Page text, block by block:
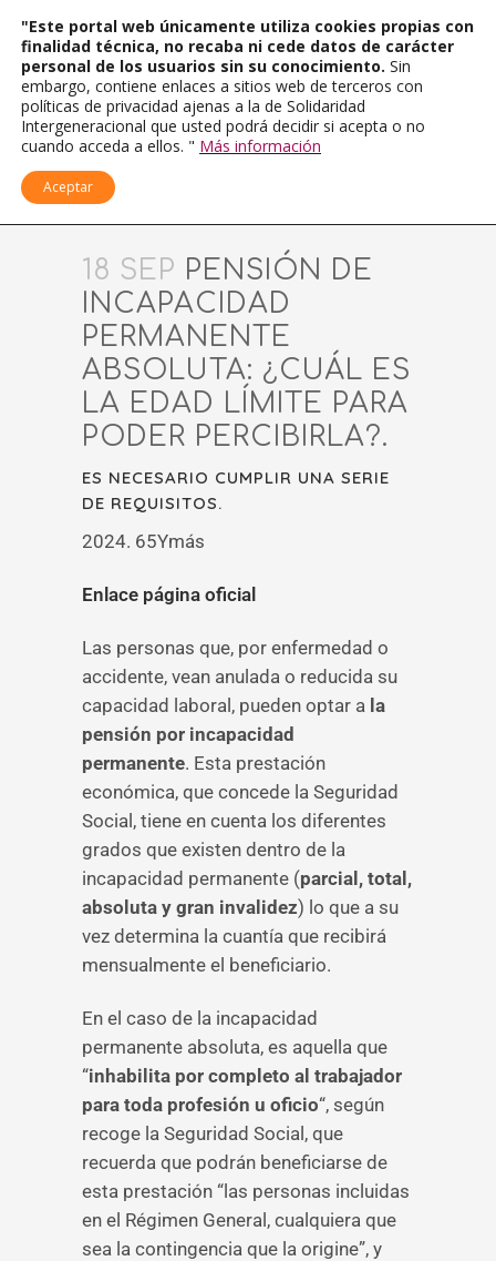
18 SEP PENSIÓN DE
INCAPACIDAD
PERMANENTE
ABSOLUTA: ¿CUÁL ES
LA EDAD LÍMITE PARA
PODER PERCIBIRLA?.
ES NECESARIO CUMPLIR UNA SERIE
DE REQUISITOS.
2024. 65Ymás
Enlace página oficial
Las personas que, por enfermedad o
accidente, vean anulada o reducida su
capacidad laboral, pueden optar a la
pensión por incapacidad
permanente. Esta prestación
económica, que concede la Seguridad
Social, tiene en cuenta los diferentes
grados que existen dentro de la
incapacidad permanente (parcial, total,
absoluta y gran invalidez) lo que a su
vez determina la cuantía que recibirá
mensualmente el beneficiario.
En el caso de la incapacidad
permanente absoluta, es aquella que
“inhabilita por completo al trabajador
para toda profesión u oficio“, según
recoge la Seguridad Social, que
recuerda que podrán beneficiarse de
esta prestación “las personas incluidas
en el Régimen General, cualquiera que
sea la contingencia que la origine”, y
"Este portal web únicamente utiliza cookies propias con
finalidad técnica, no recaba ni cede datos de carácter
personal de los usuarios sin su conocimiento. Sin
embargo, contiene enlaces a sitios web de terceros con
políticas de privacidad ajenas a la de Solidaridad
Intergeneracional que usted podrá decidir si acepta o no
cuando acceda a ellos. " Más información
Aceptar